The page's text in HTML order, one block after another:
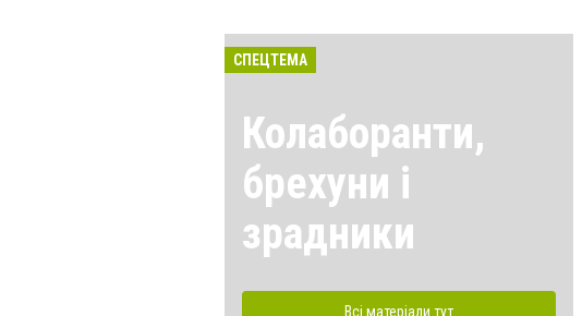
СПЕЦТЕМА
Колаборанти,
брехуни і
зрадники
Всі матеріали тут